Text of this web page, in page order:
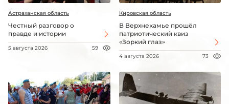
Астраханская область
Честный разговор о
правде и истории
5 августа 2026 59
Кировская область
В Верхнекамье прошёл
патриотический квиз
«Зоркий глаз»
4 августа 2026 73